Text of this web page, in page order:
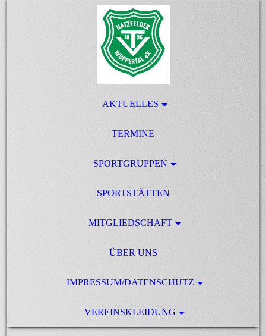
AKTUELLES
TERMINE
SPORTGRUPPEN
SPORTSTÄTTEN
MITGLIEDSCHAFT
ÜBER UNS
IMPRESSUM/DATENSCHUTZ
VEREINSKLEIDUNG